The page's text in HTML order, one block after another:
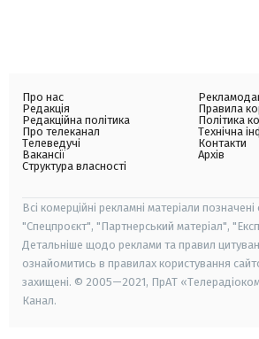
Про нас
Редакція
Редакційна політика
Про телеканал
Телеведучі
Вакансії
Структура власності
Правила
Політика
Технічна
Контакти
Архів
Всі комерційні рекламні матеріали
"Спецпроєкт", "Партнерський матеріал",
Детальніше щодо реклами та правил
ознайомитись в правилах користування
захищені. © 2005—2021, ПрАТ
Канал.